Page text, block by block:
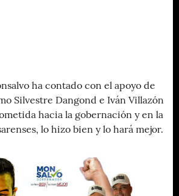
ha contado con el apoyo de
Silvestre Dangond e Iván Villazón
hacia la gobernación y en la
lo hizo bien y lo hará mejor.